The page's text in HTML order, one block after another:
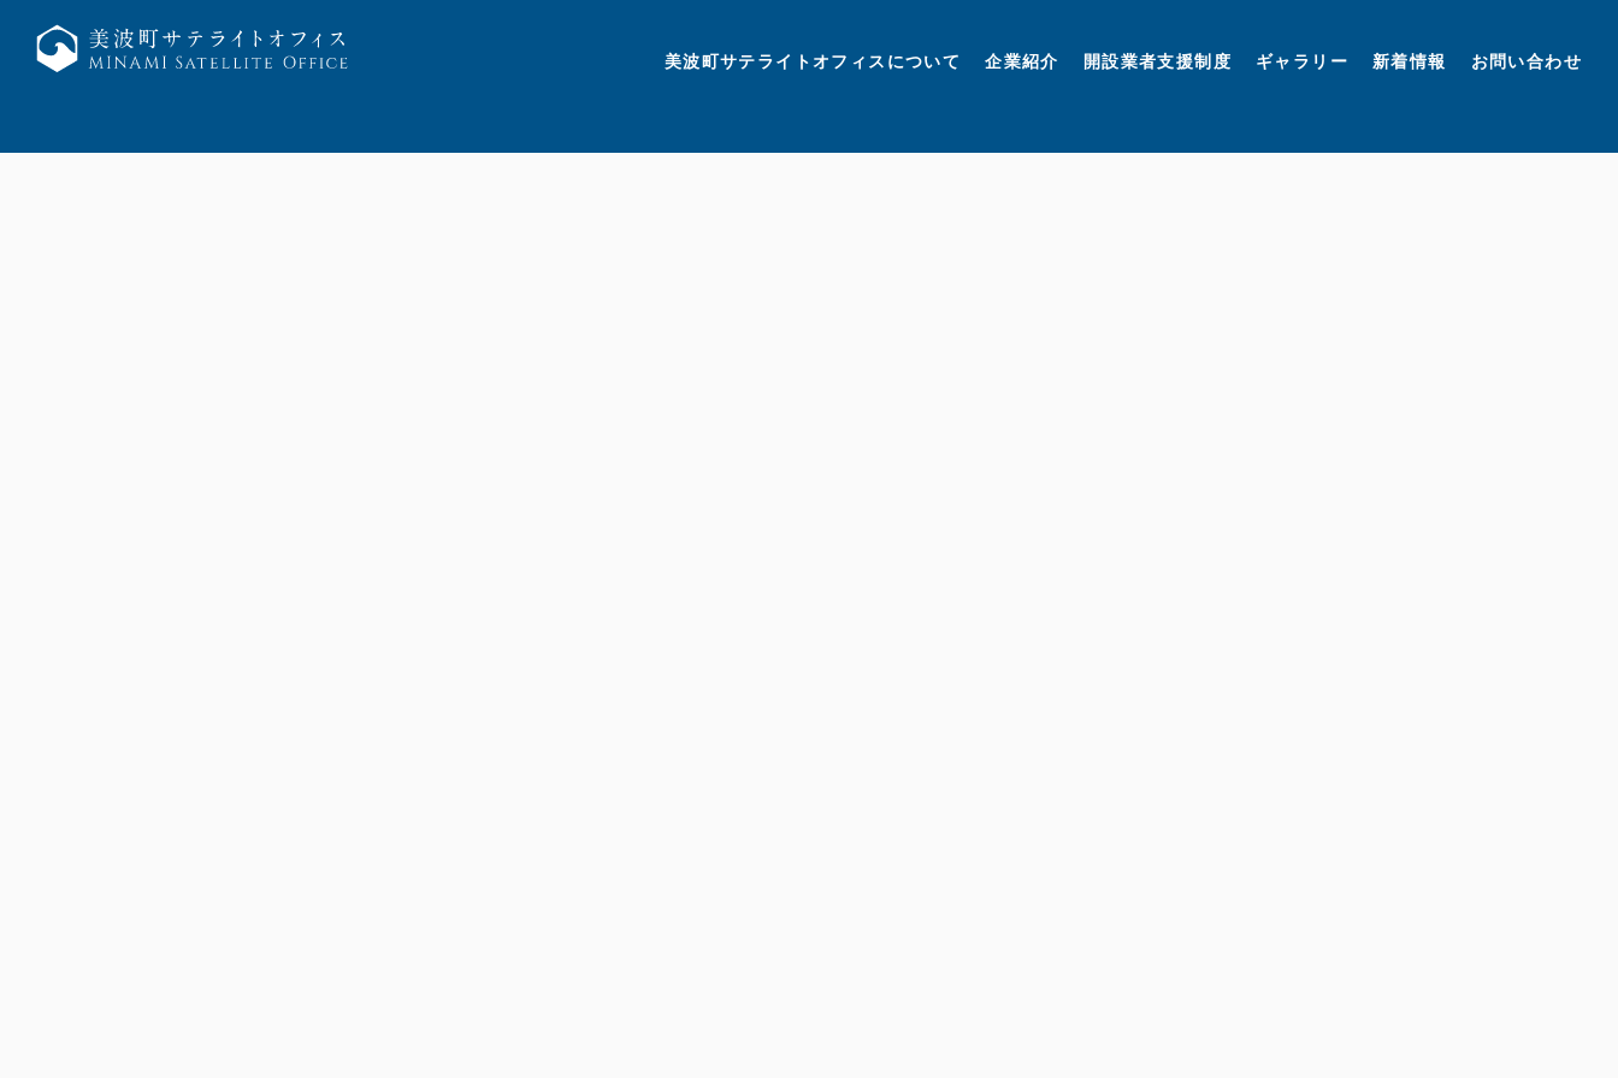
美波町サテライトオフィスについて 企業紹介 開設業者支援制度 ギャラリー 新着情報 お問い合わせ
美波町 ミナミマリンラボ
個人情報保護方針